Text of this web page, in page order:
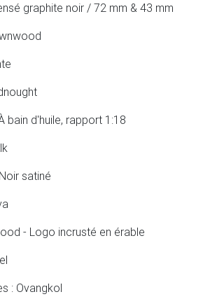
graphite noir / 72 mm & 43 mm
bain d'huile, rapport 1:18
satiné
- Logo incrusté en érable
: Ovangkol